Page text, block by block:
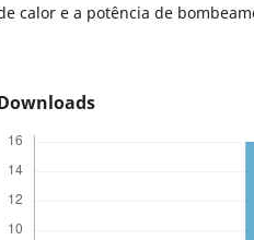
calor e a potência de